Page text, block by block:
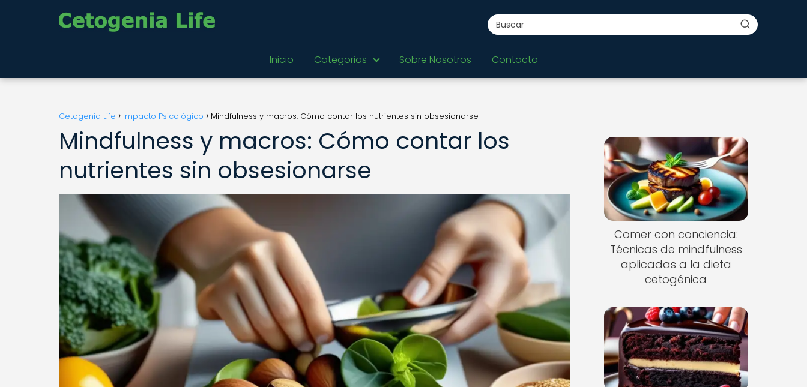
Inicio Categorias Sobre Nosotros Contacto
Cetogenia Life Impacto Psicológico Mindfulness y macros: Cómo contar los nutrientes sin obsesionarse
Mindfulness y macros: Cómo contar los
nutrientes sin obsesionarse
Comer con conciencia:
Técnicas de mindfulness
aplicadas a la dieta
cetogénica